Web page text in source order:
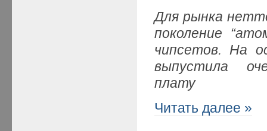
Для рынка
поколение
чипсетов. На
выпустила
плату
Читать далее »